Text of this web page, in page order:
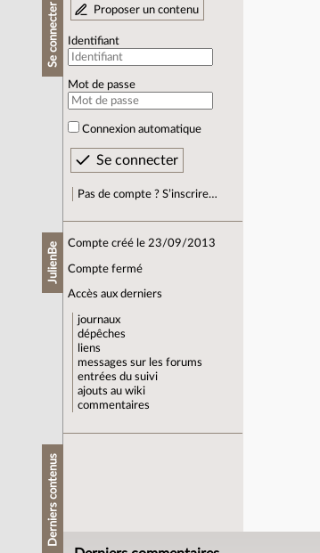
Se connecter Proposer un contenu
Identifiant
Mot de passe
Connexion automatique
Pas de compte ? S’inscrire…
JulienBe Compte créé le 23/09/2013
Compte fermé
Accès aux derniers
journaux
dépêches
liens
messages sur les forums
entrées du suivi
ajouts au wiki
commentaires
Derniers contenus